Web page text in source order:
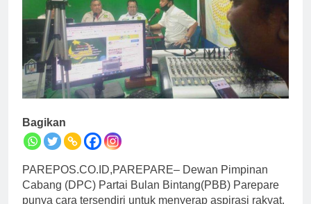
Bagikan
PAREPOS.CO.ID,PAREPARE– Dewan Pimpinan
Cabang (DPC) Partai Bulan Bintang(PBB) Parepare
punya cara tersendiri untuk menyerap aspirasi rakyat.